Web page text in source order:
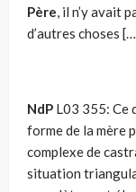
Père, il n’y avait
d’autres choses
NdP L03 355: Ce
forme de la mère
complexe de
situation